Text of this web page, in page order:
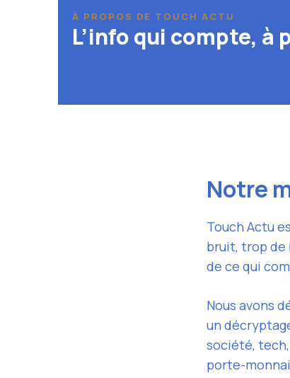
À PROPOS DE TOUCH ACTU
L’info qui compte, à
Notre
Touch Actu
bruit, trop de
de ce qui
Nous avons
un
société,
porte-